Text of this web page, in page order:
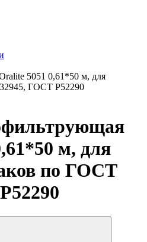
5051 0,61*50 м, для
ГОСТ Р52290
м, для
по ГОСТ